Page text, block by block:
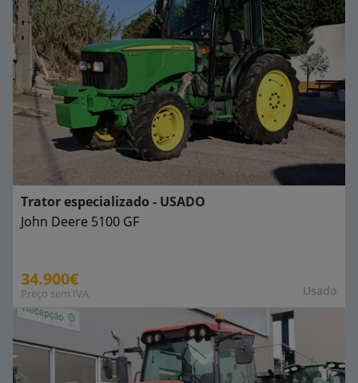
Usado
Trator especializado - USADO
John Deere 5100 GF
34.900€
Preço sem IVA